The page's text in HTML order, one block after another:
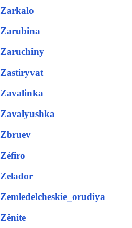
Zarkalo
Zarubina
Zaruchiny
Zastiryvat
Zavalinka
Zavalyushka
Zbruev
Zéfiro
Zelador
Zemledelcheskie_orudiya
Zênite